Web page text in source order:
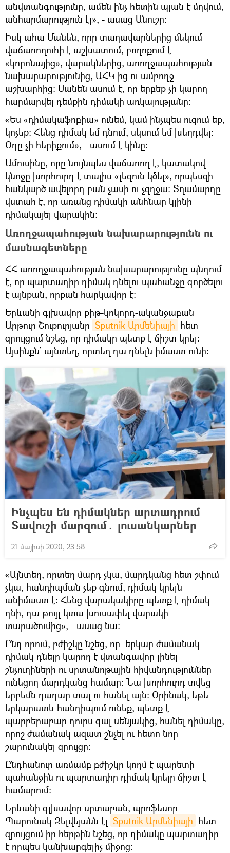
անվտանգությունը, ամեն ինչ հետին պլան է մղվում,
անհարմարություն էլ», - ասաց Անուշը։
Իսկ ահա Մանեն, որը տաղավարներից մեկում
վաճառողուհի է աշխատում, բողոքում է
«կորոնայից», վարակներից, առողջապահության
նախարարությունից, ԱՀԿ-ից ու ամբողջ
աշխարհից։ Մանեն ասում է, որ երբեք չի կարող
հարմարվել դեմքին դիմակի առկայությանը։
«Ես «դիմակաֆոբիա» ունեմ, կամ ինչպես ուզում եք,
կոչեք։ Հենց դիմակ եմ դնում, սկսում եմ խեղդվել։
Օդը չի հերիքում», - ասում է կինը։
Ամուսինը, որը նույնպես վաճառող է, կատակով
կնոջը խորհուրդ է տալիս «լեզուն կծել», որպեսզի
հանկարծ ավելորդ բան չասի ու չզղջա։ Տղամարդը
վստահ է, որ առանց դիմակի անհնար կլինի
դիմակայել վարակին։
Առողջապահության նախարարությունն ու
մասնագետները
ՀՀ առողջապահության նախարարությունը պնդում
է, որ պարտադիր դիմակ դնելու պահանջը գործելու
է այնքան, որքան հարկավոր է։
Երևանի գլխավոր քիթ-կոկորդ-ականջաբան
Արթուր Շուքուրյանը Sputnik Արմենիայի հետ
զրույցում նշեց, որ դիմակը պետք է ճիշտ կրել։
Այսինքն՝ այնտեղ, որտեղ դա դնելն իմաստ ունի։
Ինչպես են դիմակներ արտադրում
Տավուշի մարզում․ լուսանկարներ
21 մայիսի 2020, 23:58
«Այնտեղ, որտեղ մարդ չկա, մարդկանց հետ շփում
չկա, հանդիպման չեք գնում, դիմակ կրելն
անիմաստ է։ Հենց վարակակիրը պետք է դիմակ
դնի, դա թույլ կտա խուսափել վարակի
տարածումից», - ասաց նա։
Ընդ որում, բժիշկը նշեց, որ երկար ժամանակ
դիմակ դնելը կարող է վտանգավոր լինել
շնչուղիների ու սրտանոթային հիվանդություններ
ունեցող մարդկանց համար։ Նա խորհուրդ տվեց
երբեմն դադար տալ ու հանել այն։ Օրինակ, եթե
երկարատև հանդիպում ունեք, պետք է
պարբերաբար դուրս գալ սենյակից, հանել դիմակը,
որոշ ժամանակ ազատ շնչել ու հետո նոր
շարունակել զրույցը։
Ընդհանուր առմամբ բժիշկը կողմ է պարետի
պահանջին ու պարտադիր դիմակ կրելը ճիշտ է
համարում։
Երևանի գլխավոր սրտաբան, պրոֆեսոր
Պարունակ Զելվեյանն էլ Sputnik Արմենիայի հետ
զրույցում իր հերթին նշեց, որ դիմակը պարտադիր
է որպես կանխարգելիչ միջոց։